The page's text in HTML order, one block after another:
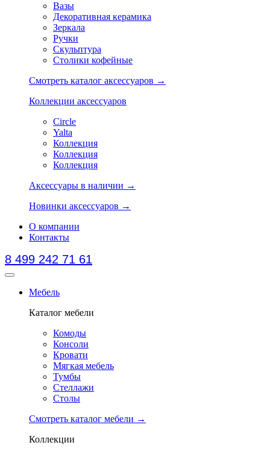
Вазы
Декоративная керамика
Зеркала
Ручки
Скульптура
Столики кофейные
Смотреть каталог аксессуаров →
Коллекции аксессуаров
Circle
Yalta
Коллекция
Коллекция
Коллекция
Аксессуары в наличии →
Новинки аксессуаров →
О компании
Контакты
8 499 242 71 61
Мебель
Каталог мебели
Комоды
Консоли
Кровати
Мягкая мебель
Тумбы
Стеллажи
Столы
Смотреть каталог мебели →
Коллекции